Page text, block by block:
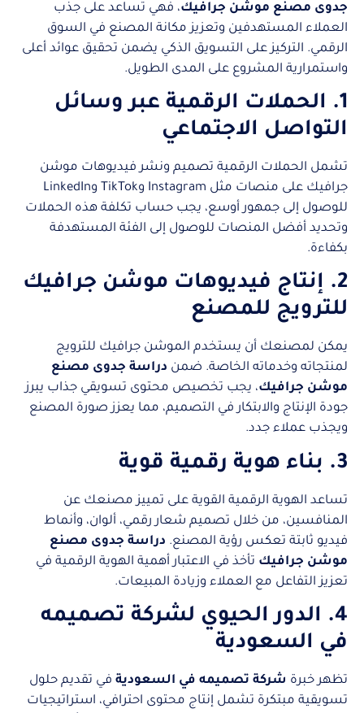
جدوى مصنع موشن جرافيك، فهي تساعد على جذب
العملاء المستهدفين وتعزيز مكانة المصنع في السوق
الرقمي. التركيز على التسويق الذكي يضمن تحقيق عوائد أعلى
واستمرارية المشروع على المدى الطويل.
1. الحملات الرقمية عبر وسائل
التواصل الاجتماعي
تشمل الحملات الرقمية تصميم ونشر فيديوهات موشن
جرافيك على منصات مثل Instagram وTikTok وLinkedIn
للوصول إلى جمهور أوسع، يجب حساب تكلفة هذه الحملات
وتحديد أفضل المنصات للوصول إلى الفئة المستهدفة
بكفاءة.
2. إنتاج فيديوهات موشن جرافيك
للترويج للمصنع
يمكن لمصنعك أن يستخدم الموشن جرافيك للترويج
لمنتجاته وخدماته الخاصة. ضمن دراسة جدوى مصنع
موشن جرافيك، يجب تخصيص محتوى تسويقي جذاب يبرز
جودة الإنتاج والابتكار في التصميم، مما يعزز صورة المصنع
ويجذب عملاء جدد.
3. بناء هوية رقمية قوية
تساعد الهوية الرقمية القوية على تمييز مصنعك عن
المنافسين، من خلال تصميم شعار رقمي، ألوان، وأنماط
فيديو ثابتة تعكس رؤية المصنع. دراسة جدوى مصنع
موشن جرافيك تأخذ في الاعتبار أهمية الهوية الرقمية في
تعزيز التفاعل مع العملاء وزيادة المبيعات.
4. الدور الحيوي لشركة تصميمه
في السعودية
تظهر خبرة شركة تصميمه في السعودية في تقديم حلول
تسويقية مبتكرة تشمل إنتاج محتوى احترافي، استراتيجيات